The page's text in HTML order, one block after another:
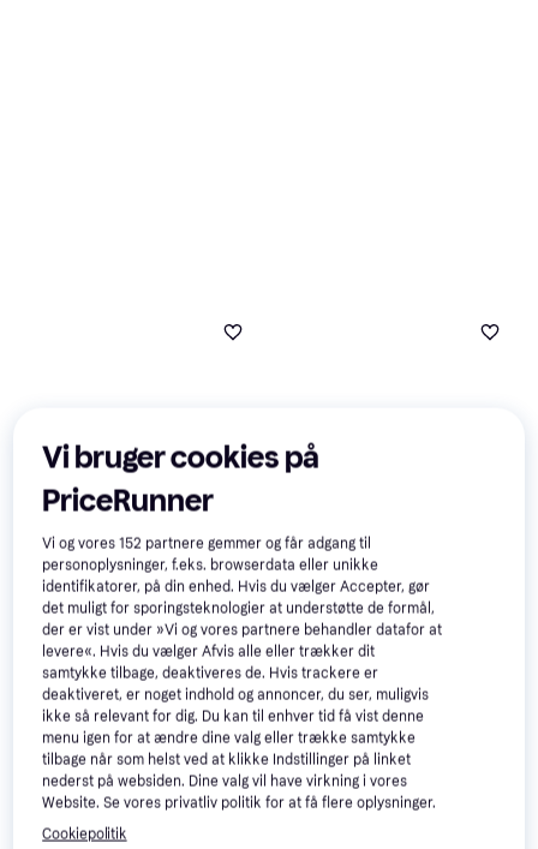
Intersand Classic Kattegrus
med babypudder duft 14 kg
Kattegrus
115 kr.
9+ butikker
Sureflap Lille Mikrochip
Kattelem
Kattelem
770 kr.
Eller 3 betalinger af 257 kr.
9+ butikker
Trender Trender
Vi bruger cookies på
PriceRunner
Vi og vores152 partnere gemmer og får adgang til
personoplysninger, f.eks. browserdata eller unikke
identifikatorer, på din enhed. Hvis du vælger Accepter, gør
det muligt for sporingsteknologier at understøtte de formål,
der er vist under »Vi og vores partnere behandler datafor at
levere«. Hvis du vælger Afvis alle eller trækker dit
samtykke tilbage, deaktiveres de. Hvis trackere er
deaktiveret, er noget indhold og annoncer, du ser, muligvis
ikke så relevant for dig. Du kan til enhver tid få vist denne
menu igen for at ændre dine valg eller trække samtykke
tilbage når som helst ved at klikke Indstillinger på linket
nederst på websiden. Dine valg vil have virkning i vores
Website. Se vores privatliv politik for at få flere oplysninger.
Cookiepolitik